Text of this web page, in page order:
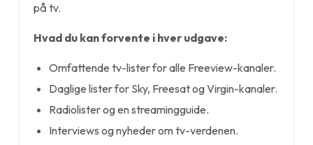
på tv.
Hvad du kan forvente i hver udgave:
Omfattende tv-lister for alle Freeview-kanaler.
Daglige lister for Sky, Freesat og Virgin-kanaler.
Radiolister og en streamingguide.
Interviews og nyheder om tv-verdenen.